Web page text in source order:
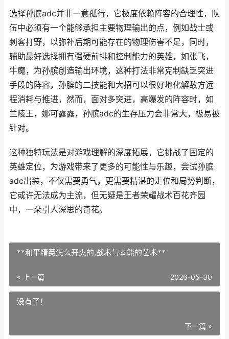
选择孙膑adc并非一意孤行，它极度依赖阵容的合理性，队
伍中必须有一个能够承担主要物理输出的点，例如战士或
刺客打野，以弥补后期可能存在的物理伤害不足，同时，
辅助最好选择拥有强硬前排和控制能力的英雄，如张飞，
牛魔，为孙膑创造输出环境，这种打法非常克制缺乏突进
手段的阵容，孙膑的二技能和大招可以很好地化解敌方远
程消耗与推进，然而，面对多突进，高爆发的阵容时，如
兰陵王，娜可露露，孙膑adc的生存压力会非常大，极易被
针对。
这种独特玩法是对游戏理解的深度拓展，它挑战了固定的
英雄定位，为游戏带来了更多的可能性与乐趣，尝试孙膑
adc出装，不仅需要勇气，更需要精湛的走位和局势判断，
它或许无法成为主流，但无疑是王者荣耀战术百花齐园
中，一朵引人深思的奇花。
**和平精英怎么开火的,战术与本能的艺术**
« 上一篇 2026-05-30
没有了！
下一篇 »